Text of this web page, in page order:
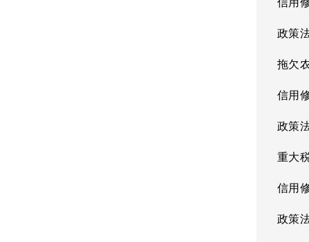
信用
政策
拖欠
信用
政策
重大
信用
政策